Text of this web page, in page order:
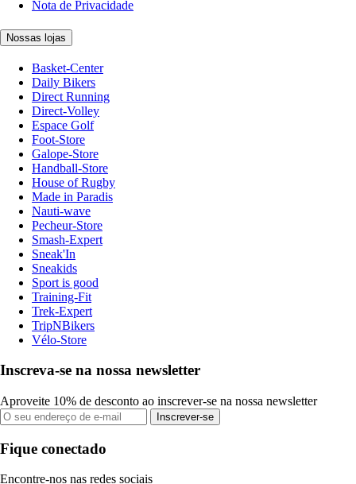
Nota de Privacidade
Nossas lojas
Basket-Center
Daily Bikers
Direct Running
Direct-Volley
Espace Golf
Foot-Store
Galope-Store
Handball-Store
House of Rugby
Made in Paradis
Nauti-wave
Pecheur-Store
Smash-Expert
Sneak'In
Sneakids
Sport is good
Training-Fit
Trek-Expert
TripNBikers
Vélo-Store
Inscreva-se na nossa newsletter
Aproveite 10% de desconto ao inscrever-se na nossa newsletter
Inscrever-se
Fique conectado
Encontre-nos nas redes sociais